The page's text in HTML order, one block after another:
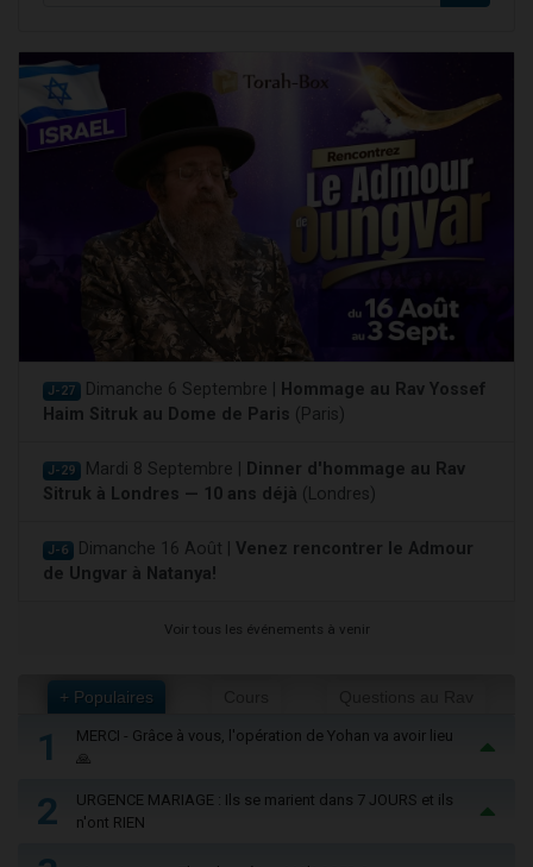
J-27 Dimanche 6 Septembre |
Hommage au Rav Yossef
Haim Sitruk au Dome de Paris (Paris)
J-29 Mardi 8 Septembre |
Dinner d'hommage au Rav
Sitruk à Londres — 10 ans déjà (Londres)
J-6 Dimanche 16 Août | Venez rencontrer le Admour
de Ungvar à Natanya!
Voir tous les événements à venir
+ Populaires
1
MERCI - Grâce à vous, l'opération de Yohan va avoir lieu
🙏
2
URGENCE MARIAGE : Ils se marient dans 7 JOURS et ils
n'ont RIEN